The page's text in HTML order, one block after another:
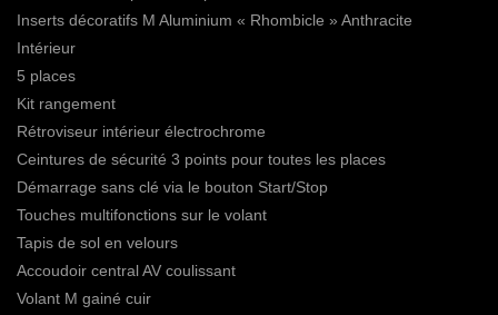
Inserts décoratifs M Aluminium « Rhombicle » Anthracite
Intérieur
5 places
Kit rangement
Rétroviseur intérieur électrochrome
Ceintures de sécurité 3 points pour toutes les places
Démarrage sans clé via le bouton Start/Stop
Touches multifonctions sur le volant
Tapis de sol en velours
Accoudoir central AV coulissant
Volant M gainé cuir